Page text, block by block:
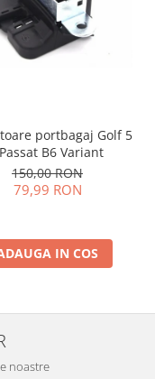
portbagaj Golf 5
B6 Variant
150,00 RON
79,99 RON
IN COS
noastre